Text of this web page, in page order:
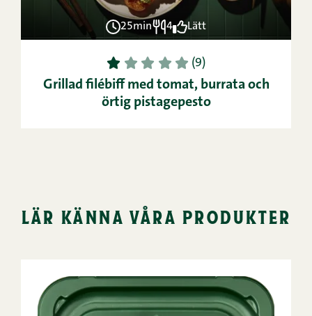
25min 4 Lätt
1 2 3 4 5 (9)
Grillad filébiff med tomat, burrata och
örtig pistagepesto
lär känna våra produkter